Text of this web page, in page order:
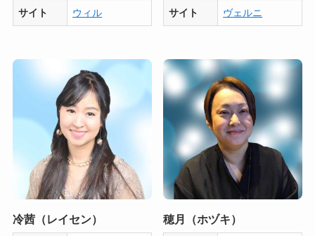
サイト ウィル サイト ヴェルニ
冷茜（レイセン） 穂月（ホヅキ）